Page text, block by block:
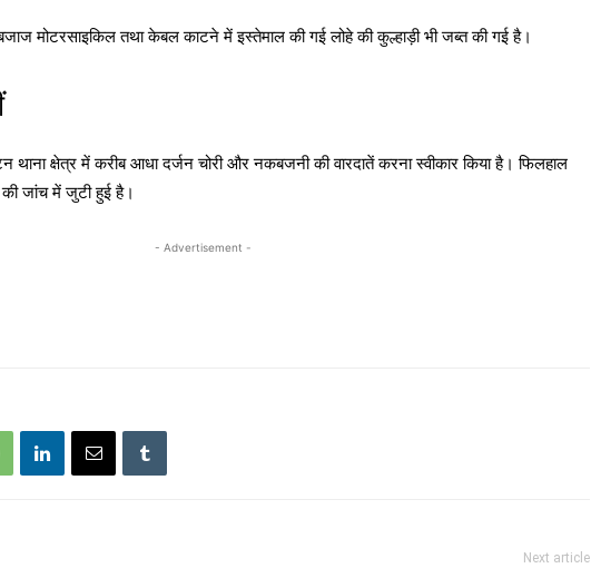
मोटरसाइकिलतथा केबल काटने में इस्तेमाल की गई लोहे की कुल्हाड़ी भी जब्त की गई है।
थाना क्षेत्रमें करीब आधा दर्जन चोरी और नकबजनी की वारदातें करना स्वीकार किया है। फिलहाल
जांच में जुटी हुई है।
- Advertisement -
Next article